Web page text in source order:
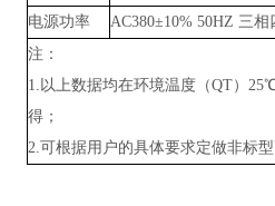
电源功率
AC380±10% 50HZ 三
注：
1.以上数据均在环境温度（QT）
得；
2.可根据用户的具体要求定做非标